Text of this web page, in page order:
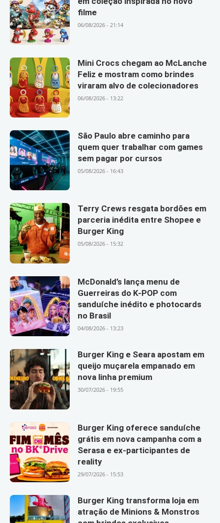
filme
06/08/2026 - 21:14
Mini Crocs chegam ao McLanche
Feliz e mostram como brindes
viraram alvo de colecionadores
06/08/2026 - 13:22
São Paulo abre caminho para
quem quer trabalhar com games
sem pagar por cursos
05/08/2026 - 16:43
Terry Crews resgata bordões em
parceria inédita entre Shopee e
Burger King
05/08/2026 - 15:32
McDonald’s lança menu de
Guerreiras do K-POP com
sanduíche inédito e photocards
no Brasil
04/08/2026 - 13:23
Burger King e Seara apostam em
queijo muçarela empanado em
nova linha premium
30/07/2026 - 19:55
Burger King oferece sanduíche
grátis em nova campanha com a
Serasa e ex-participantes de
reality
29/07/2026 - 15:53
Burger King transforma loja em
atração de Minions & Monstros